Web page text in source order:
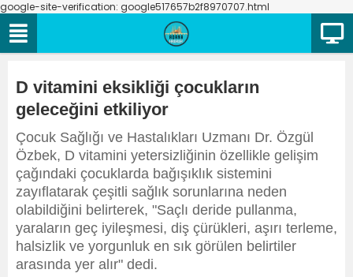
google-site-verification: google517657b2f8970707.html
D vitamini eksikliği çocukların
geleceğini etkiliyor
Çocuk Sağlığı ve Hastalıkları Uzmanı Dr. Özgül
Özbek, D vitamini yetersizliğinin özellikle gelişim
çağındaki çocuklarda bağışıklık sistemini
zayıflatarak çeşitli sağlık sorunlarına neden
olabildiğini belirterek, "Saçlı deride pullanma,
yaraların geç iyileşmesi, diş çürükleri, aşırı terleme,
halsizlik ve yorgunluk en sık görülen belirtiler
arasında yer alır" dedi.